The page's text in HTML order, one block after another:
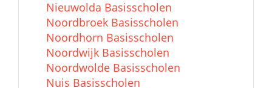
Nieuwolda Basisscholen
Noordbroek Basisscholen
Noordhorn Basisscholen
Noordwijk Basisscholen
Noordwolde Basisscholen
Nuis Basisscholen